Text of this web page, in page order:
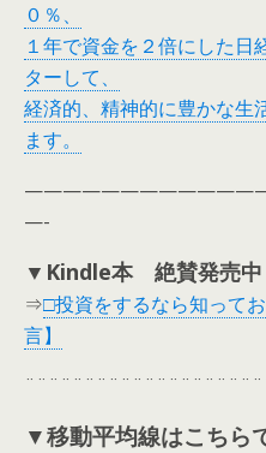
０％、
１年で資金を２倍にした日
ターして、
経済的、精神的に豊かな生
ます。
—-
▼Kindle本 絶賛発売中
⇒□投資をするなら知って
言】
▼移動平均線はこちら